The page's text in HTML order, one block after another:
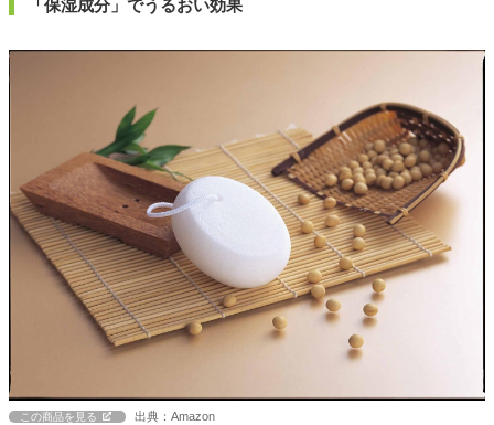
「保湿成分」でうるおい効果
この商品を見る 出典：Amazon